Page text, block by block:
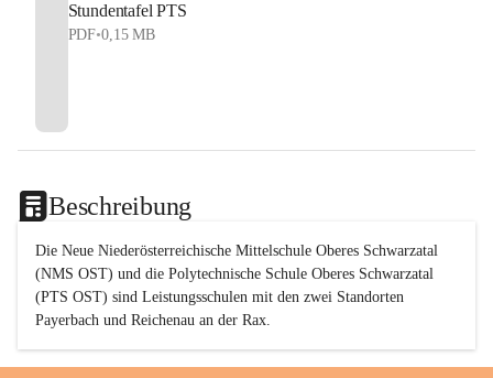
Stundentafel PTS
PDF•0,15 MB
Beschreibung
Die Neue Niederösterreichische Mittelschule Oberes Schwarzatal
(NMS OST) und die Polytechnische Schule Oberes Schwarzatal
(PTS OST) sind Leistungsschulen mit den zwei Standorten
Payerbach und Reichenau an der Rax.